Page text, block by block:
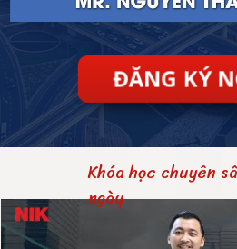
ĐĂNG KÝ
Khóa học chuyên
ngày